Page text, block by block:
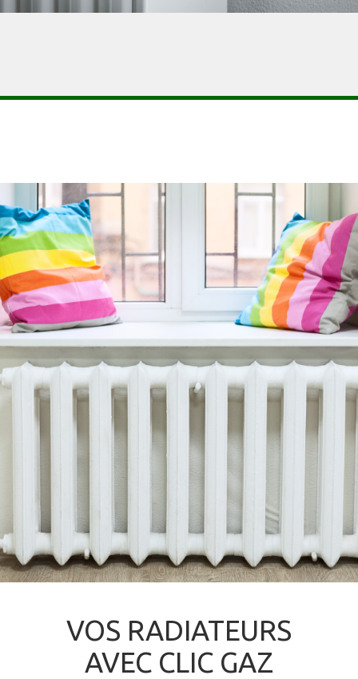
VOS RADIATEURS
AVEC CLIC GAZ